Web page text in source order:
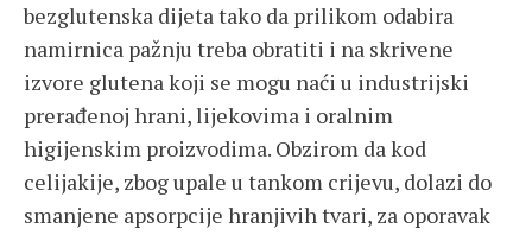
bezglutenska dijeta tako da prilikom odabira
namirnica pažnju treba obratiti i na skrivene
izvore glutena koji se mogu naći u industrijski
prerađenoj hrani, lijekovima i oralnim
higijenskim proizvodima. Obzirom da kod
celijakije, zbog upale u tankom crijevu, dolazi do
smanjene apsorpcije hranjivih tvari, za oporavak